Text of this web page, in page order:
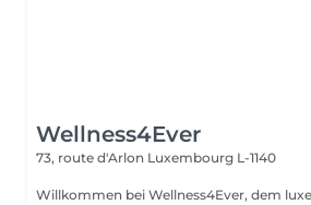
Wellness4Ever
73, route d'Arlon Luxembourg L-1140
Willkommen bei Wellness4Ever, dem